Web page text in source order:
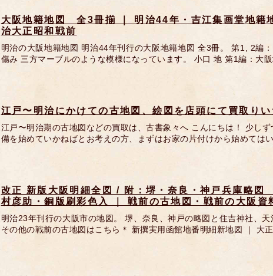
大阪地籍地図 全3冊揃 ｜ 明治44年・吉江集画堂地籍
治大正昭和戦前
明治の大阪地籍地図 明治44年刊行の大阪地籍地図 全3冊。 第1, 2編
傷み 三方マーブルのような模様になっています。 小口 地 第1編：
江戸〜明治にかけての古地図、絵図を店頭にて買取りい
江戸〜明治期の古地図などの買取は、古書象々へ こんにちは！ 少し
備を始めていかねばとお考えの方、まずはお家の片付けから始めて
改正 新版大阪明細全図 / 附：堺・奈良・神戸兵庫略図
村彦助・銅版刷彩色入 ｜ 戦前の古地図・戦前の大阪資
明治23年刊行の大阪市の地図。 堺、奈良、神戸の略図と住吉神社、
その他の戦前の古地図はこちら＊ 新撰実用函館地番明細新地図 ｜ 大